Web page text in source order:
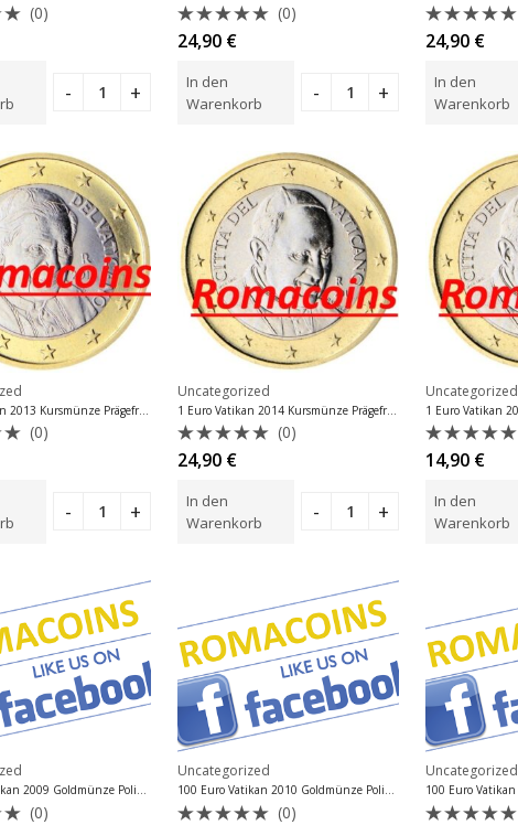
(0)
Bewertet
mit
von
5
(0)
24,90 €
In den
Warenkorb
Bewertet
mit
von
5
24,90 €
In den
Warenkorb
(0)
Uncategorized
Bewertet
mit
von
5
(0)
24,90 €
In den
Warenkorb
Uncategorized
Bewertet
mit
von
5
14,90 €
In den
Warenkorb
100 Euro Vatikan 2009 Goldmünze Polierte Platte PP
(0)
Uncategorized
100 Euro Vatikan 2010 Goldmünze Polierte Platte PP
(0)
Uncategorized